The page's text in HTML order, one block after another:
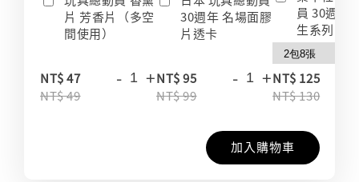
片 芳香片（多空
間使用）
NT$ 47
NT$ 49
- +
30週年 名場面膠
片透卡
NT$ 95
NT$ 99
- +
員 30週年
生系列 收
NT$ 125
NT$ 130
加入購物車